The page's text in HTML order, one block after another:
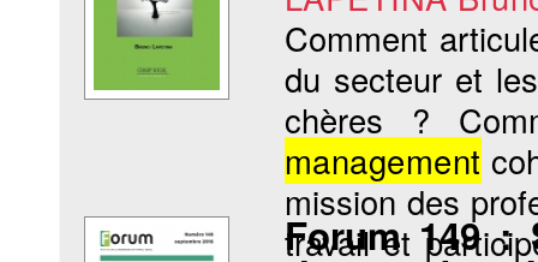
Comment
du secteur et
chères ?
management
mission des
travail et
Forum 149 :